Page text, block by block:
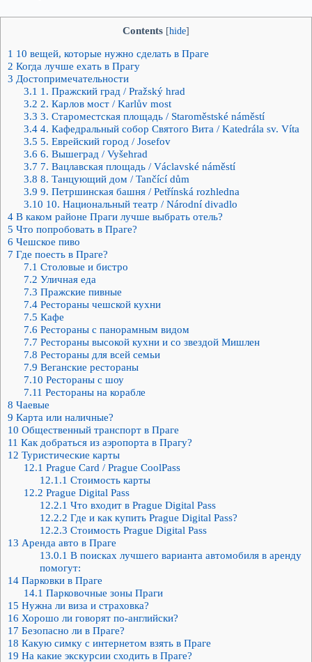
Contents [hide]
1 10 вещей, которые нужно сделать в Праге
2 Когда лучше ехать в Прагу
3 Достопримечательности
3.1 1. Пражский град / Pražský hrad
3.2 2. Карлов мост / Karlův most
3.3 3. Староместская площадь / Staroměstské náměstí
3.44. Кафедральный собор Святого Вита / Katedrála sv. Víta
3.5 5. Еврейский город / Josefov
3.6 6. Вышеград / Vyšehrad
3.7 7. Вацлавская площадь / Václavské náměstí
3.8 8. Танцующий дом / Tančící dům
3.9 9. Петршинская башня / Petřínská rozhledna
3.10 10. Национальный театр / Národní divadlo
4 В каком районе Праги лучше выбрать отель?
5 Что попробовать в Праге?
6 Чешское пиво
7 Где поесть в Праге?
7.1 Столовые и бистро
7.2 Уличная еда
7.3 Пражские пивные
7.4Рестораны чешской кухни
7.5 Кафе
7.6 Рестораны с панорамным видом
7.7 Рестораны высокой кухни и со звездой Мишлен
7.8 Рестораны для всей семьи
7.9 Веганские рестораны
7.10 Рестораны с шоу
7.11 Рестораны на корабле
8 Чаевые
9 Карта или наличные?
10 Общественный транспорт в Праге
11 Как добраться из аэропорта в Прагу?
12 Туристические карты
12.1 Prague Card / Prague CoolPass
12.1.1 Стоимость карты
12.2 Prague Digital Pass
12.2.1 Что входит в Prague Digital Pass
12.2.2 Где и как купить Prague Digital Pass?
12.2.3 Стоимость Prague Digital Pass
13 Аренда авто в Праге
13.0.1 В поисках лучшего варианта автомобиля в аренду
помогут:
14 Парковки в Праге
14.1 Парковочные зоны Праги
15 Нужна ли виза и страховка?
16 Хорошо ли говорят по-английски?
17 Безопасно ли в Праге?
18 Какую симку с интернетом взять в Праге
19 На какие экскурсии сходить в Праге?